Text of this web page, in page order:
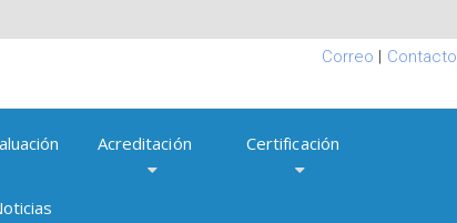
Correo | Contacto
Acreditación Certificación